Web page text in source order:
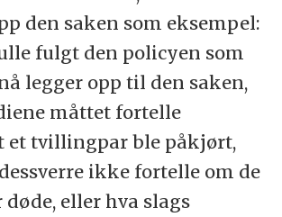
den saken som eksempel:
fulgt den policyen som
legger opp til den saken,
måttet fortelle
et tvillingpar ble påkjørt,
ikke fortelle om de
døde, eller hva slags